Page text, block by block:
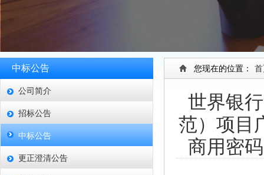
中标公告
公司简介
招标公告
中标公告
更正澄清公告
您现在的位置：
世界银
范）项目
商用密